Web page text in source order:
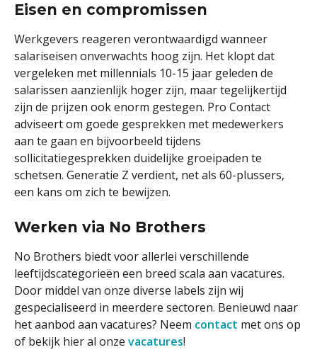
Eisen en compromissen
Werkgevers reageren verontwaardigd wanneer
salariseisen onverwachts hoog zijn. Het klopt dat
vergeleken met millennials 10-15 jaar geleden de
salarissen aanzienlijk hoger zijn, maar tegelijkertijd
zijn de prijzen ook enorm gestegen. Pro Contact
adviseert om goede gesprekken met medewerkers
aan te gaan en bijvoorbeeld tijdens
sollicitatiegesprekken duidelijke groeipaden te
schetsen. Generatie Z verdient, net als 60-plussers,
een kans om zich te bewijzen.
Werken via No Brothers
No Brothers biedt voor allerlei verschillende
leeftijdscategorieën een breed scala aan vacatures.
Door middel van onze diverse labels zijn wij
gespecialiseerd in meerdere sectoren. Benieuwd naar
het aanbod aan vacatures? Neem contact met ons op
of bekijk hier al onze vacatures!